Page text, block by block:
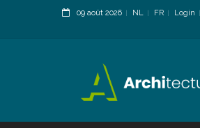
09 août 2026 NL FR
Login